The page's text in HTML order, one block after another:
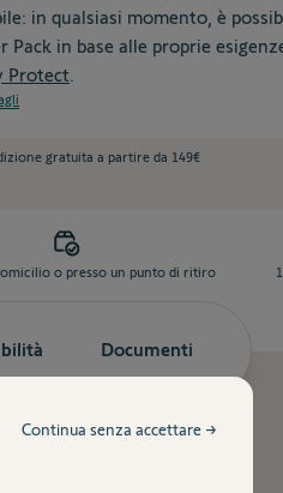
in qualsiasi momento, è
Pack in base alle proprie
Protect
gratuita a partire da 149€
o presso un punto di ritiro
Documenti
Continua senza accettare →